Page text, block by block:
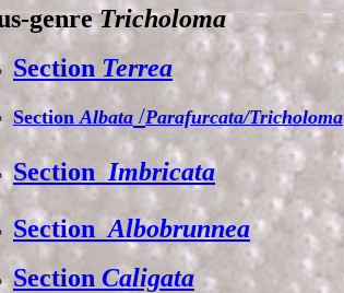
genre Tricholoma
Section Terrea
Section Albata /Parafurcata/Tricholoma
Section Imbricata
Section Albobrunnea
Section Caligata